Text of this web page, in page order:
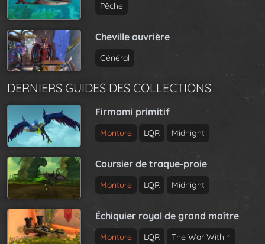
Pêche
Cheville ouvrière
Général
DERNIERS GUIDES DES COLLECTIONS
Firmami primitif
Monture LQR Midnight
Coursier de traque-proie
Monture LQR Midnight
Échiquier royal de grand maître
Monture LQR The War Within